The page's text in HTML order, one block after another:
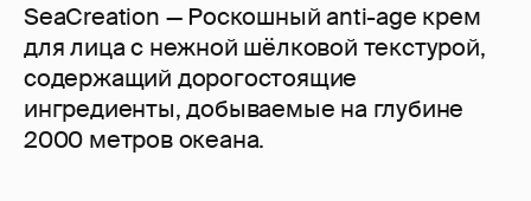
SeaCreation — Роскошный anti-age крем
для лица с нежной шёлковой текстурой,
содержащий дорогостоящие
ингредиенты, добываемые на глубине
2000 метров океана.